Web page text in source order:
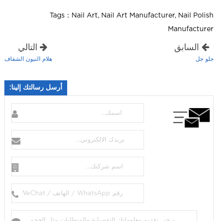
Tags： Nail Art, Nail Art Manufacturer, Nail Polish
Manufacturer
السابق
جلو جل
التالي
هلام النيون الشفاف
أرسل رسالتك إلينا: